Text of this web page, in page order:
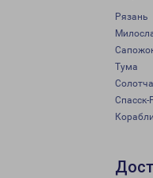
Рязань
Тума
Солотча
Спасск-